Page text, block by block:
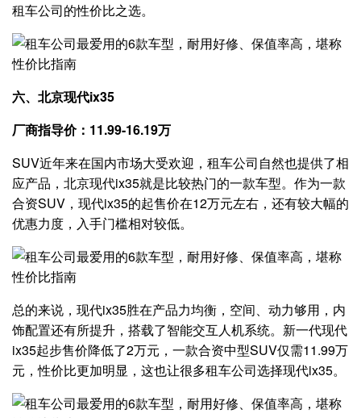
租车公司的性价比之选。
六、北京现代ix35
厂商指导价：11.99-16.19万
SUV近年来在国内市场大受欢迎，租车公司自然也提供了相
应产品，北京现代ix35就是比较热门的一款车型。作为一款
合资SUV，现代ix35的起售价在12万元左右，还有较大幅的
优惠力度，入手门槛相对较低。
总的来说，现代ix35胜在产品力均衡，空间、动力够用，内
饰配置还有所提升，搭载了智能交互人机系统。新一代现代
ix35起步售价降低了2万元，一款合资中型SUV仅需11.99万
元，性价比更加明显，这也让很多租车公司选择现代ix35。